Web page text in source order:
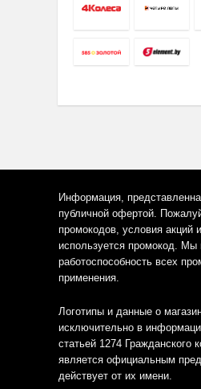
Информация,
публичной офертой.
промокодов, условия акций
используется промокод. Мы
работоспособность всех
применения.
Логотипы и данные о
исключительно в
статьей 1274
является официальным
действует от их имени.